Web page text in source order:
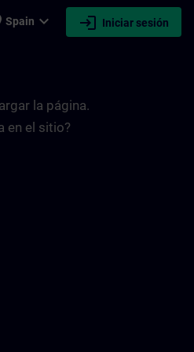
Spain expand_more login Iniciar sesión
la página.
en el sitio?